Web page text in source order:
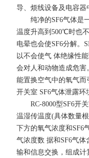
导、烦线设备及电容
纯净的SF6气体是一
温度升高到500℃时也
电晕也会使SF6分解。
以不会使气 体绝缘性
会对人和动物造成危害
能置换空气中的氧气而
开关室 SF6气体泄露
RC-8000型SF6开关
温湿传温度(具体数量
下方的氧气浓度和SF6
气浓度数 据和SF6气
输和信息交换，组成计